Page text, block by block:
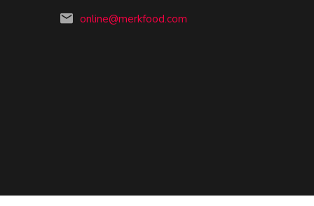
online@merkfood.com